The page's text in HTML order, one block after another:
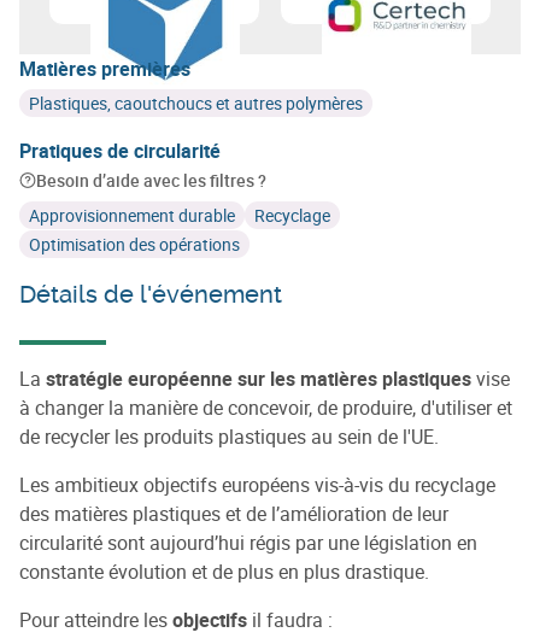
En savoir plus sur
Materia NovaEn savoir plus surCentre
Matières premières
Plastiques, caoutchoucs et autres polymères
Pratiques de circularité
Besoin d’aide avec les filtres ?
Approvisionnement durable
Recyclage
Optimisation des opérations
Détails de l'événement
La stratégie européenne sur les matières plastiquesvise
à changer la manière de concevoir, de produire, d'utiliser et
de recycler les produits plastiques au sein de l'UE.
Les ambitieux objectifs européens vis-à-vis du recyclage
des matières plastiques et de l’amélioration de leur
circularité sont aujourd’hui régis par une législation en
constante évolution et de plus en plus drastique.
Pour atteindre lesobjectifs il faudra :